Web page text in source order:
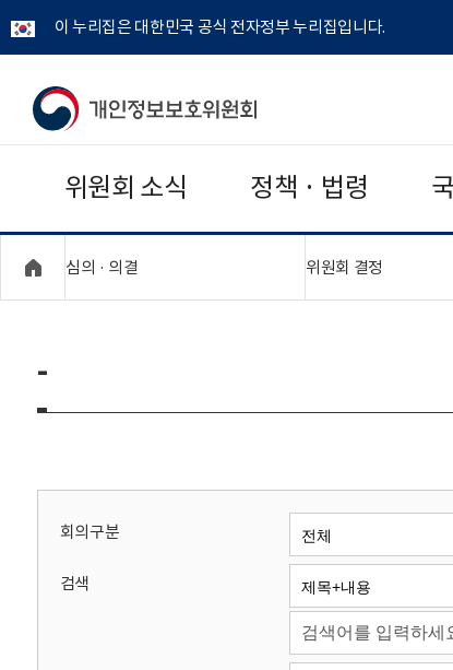
이 누리집은 대한민국 공식 전자정부 누리집입니다.
개
보
보
위
회
위원회 소식 정책 · 법령
심의 · 의결 위원회 결정
-
회의구분
검색